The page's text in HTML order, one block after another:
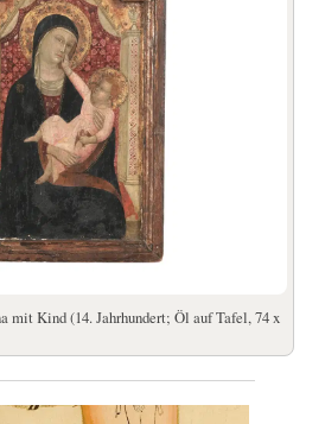
mit Kind (14. Jahrhundert; Öl auf Tafel, 74 x